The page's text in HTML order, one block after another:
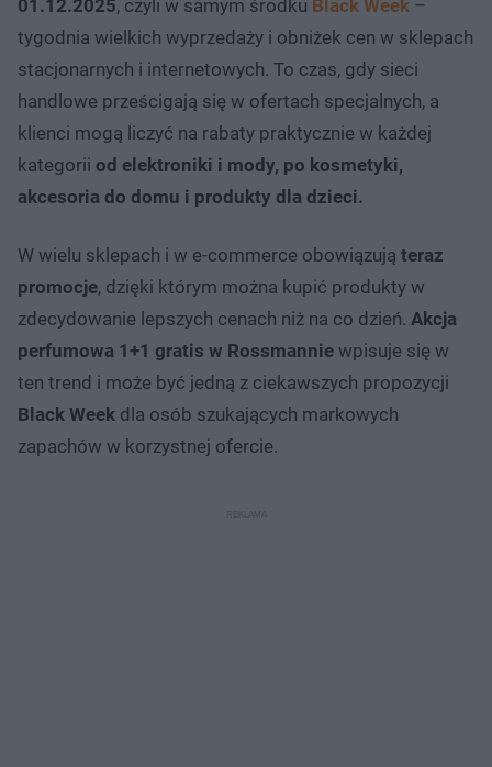
01.12.2025, czyli w samym środku Black Week –
tygodnia wielkich wyprzedaży i obniżek cen w sklepach
stacjonarnych i internetowych. To czas, gdy sieci
handlowe prześcigają się w ofertach specjalnych, a
klienci mogą liczyć na rabaty praktycznie w każdej
kategorii od elektroniki i mody, po kosmetyki,
akcesoria do domu i produkty dla dzieci.
W wielu sklepach i w e-commerce obowiązują teraz
promocje, dzięki którym można kupić produkty w
zdecydowanie lepszych cenach niż na co dzień. Akcja
perfumowa 1+1 gratis w Rossmannie wpisuje się w
ten trend i może być jedną z ciekawszych propozycji
Black Week dla osób szukających markowych
zapachów w korzystnej ofercie.